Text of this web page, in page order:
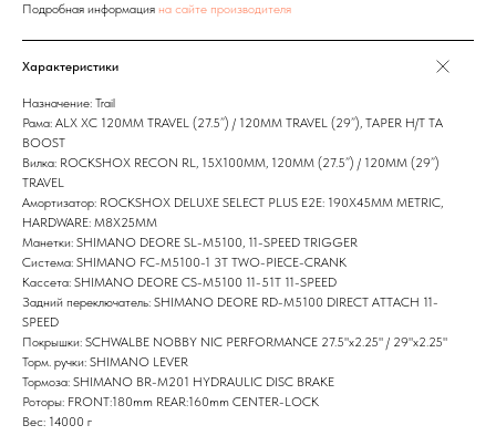
Подробная информация на сайте производителя
Характеристики
Назначение: Trail
Рама: ALX XC 120MM TRAVEL (27.5”) / 120MM TRAVEL (29”), TAPER H/T TA
BOOST
Вилка: ROCKSHOX RECON RL, 15X100MM, 120MM (27.5”) / 120MM (29”)
TRAVEL
Амортизатор: ROCKSHOX DELUXE SELECT PLUS E2E: 190X45MM METRIC,
HARDWARE: M8X25MM
Манетки: SHIMANO DEORE SL-M5100, 11-SPEED TRIGGER
Система: SHIMANO FC-M5100-1 3T TWO-PIECE-CRANK
Кассета: SHIMANO DEORE CS-M5100 11-51T 11-SPEED
Задний переключатель: SHIMANO DEORE RD-M5100 DIRECT ATTACH 11-
SPEED
Покрышки: SCHWALBE NOBBY NIC PERFORMANCE 27.5"x2.25" / 29"x2.25"
Торм. ручки: SHIMANO LEVER
Тормоза: SHIMANO BR-M201 HYDRAULIC DISC BRAKE
Роторы: FRONT:180mm REAR:160mm CENTER-LOCK
Вес: 14000 г